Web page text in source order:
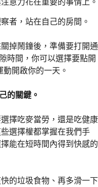
者，站在自己的房間。
掉鬧鐘後，準備要打開通
時間，你可以選擇要點開
開啟你的一天。
的關鍵。
擇吃麥當勞，還是吃健康
選擇權都掌握在我們手
能在短時間內得到快感的
的垃圾食物、再多滑一下